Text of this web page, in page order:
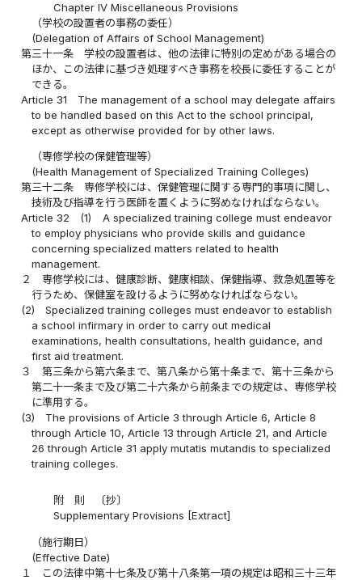
Chapter IV Miscellaneous Provisions
（学校の設置者の事務の委任）
(Delegation of Affairs of School Management)
第三十一条
学校の設置者は、他の法律に特別の定めがある場合の
ほか、この法律に基づき処理すべき事務を校長に委任することが
できる。
Article 31
The management of a school may delegate affairs
to be handled based on this Act to the school principal,
except as otherwise provided for by other laws.
（専修学校の保健管理等）
(Health Management of Specialized Training Colleges)
第三十二条
専修学校には、保健管理に関する専門的事項に関し、
技術及び指導を行う医師を置くように努めなければならない。
Article 32
(1)
A specialized training college must endeavor
to employ physicians who provide skills and guidance
concerning specialized matters related to health
management.
２
専修学校には、健康診断、健康相談、保健指導、救急処置等を
行うため、保健室を設けるように努めなければならない。
(2)
Specialized training colleges must endeavor to establish
a school infirmary in order to carry out medical
examinations, health consultations, health guidance, and
first aid treatment.
３
第三条から第六条まで、第八条から第十条まで、第十三条から
第二十一条まで及び第二十六条から前条までの規定は、専修学校
に準用する。
(3)
The provisions of Article 3 through Article 6, Article 8
through Article 10, Article 13 through Article 21, and Article
26 through Article 31 apply mutatis mutandis to specialized
training colleges.
附 則 〔抄〕
Supplementary Provisions [Extract]
（施行期日）
(Effective Date)
１
この法律中第十七条及び第十八条第一項の規定は昭和三十三年